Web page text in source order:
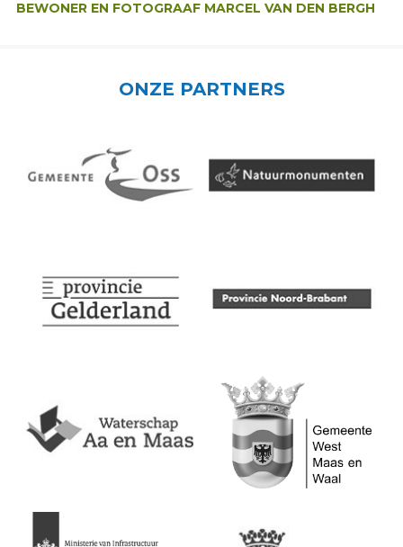
BEWONER EN FOTOGRAAF MARCEL VAN DEN BERGH
ONZE PARTNERS